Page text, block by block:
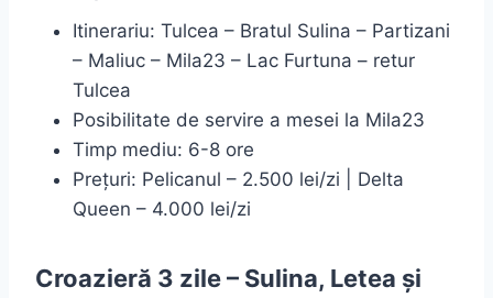
Itinerariu: Tulcea – Bratul Sulina – Partizani
– Maliuc – Mila23 – Lac Furtuna – retur
Tulcea
Posibilitate de servire a mesei la Mila23
Timp mediu: 6-8 ore
Prețuri: Pelicanul – 2.500 lei/zi | Delta
Queen – 4.000 lei/zi
Croazieră 3 zile – Sulina, Letea și